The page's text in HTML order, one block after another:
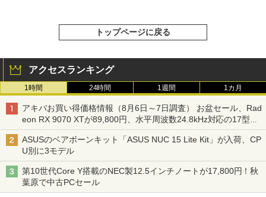
トップページに戻る
アクセスランキング
1時間 24時間 1週間 1カ月
アキバお買い得価格情報（8月6日～7日調査） お盆セール、Rad
eon RX 9070 XTが89,800円、水平周波数24.8kHz対応の17型モ
ニターが9,801円、暑さ指数連動セール ほか
ASUSのベアボーンキット「ASUS NUC 15 Lite Kit」が入荷、CP
U別に3モデル
第10世代Core Y搭載のNEC製12.5インチノートが17,800円！秋
葉原で中古PCセール